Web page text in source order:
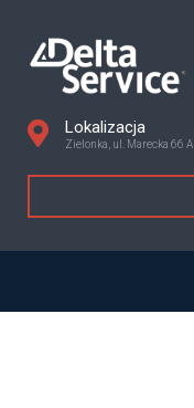
Lokalizacja
Zielonka, ul. Marecka 66 A